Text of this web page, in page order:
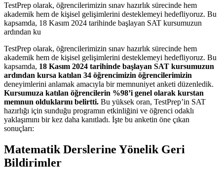
TestPrep olarak, öğrencilerimizin sınav hazırlık sürecinde hem
akademik hem de kişisel gelişimlerini desteklemeyi hedefliyoruz. Bu
kapsamda, 18 Kasım 2024 tarihinde başlayan SAT kursumuzun
ardından ku
TestPrep olarak, öğrencilerimizin sınav hazırlık sürecinde hem
akademik hem de kişisel gelişimlerini desteklemeyi hedefliyoruz. Bu
kapsamda, 18 Kasım 2024 tarihinde başlayan SAT kursumuzun
ardından kursa katılan 34 öğrencimizin öğrencilerimizin
deneyimlerini anlamak amacıyla bir memnuniyet anketi düzenledik.
Kursumuza katılan öğrencilerin %98’i genel olarak kurstan
memnun olduklarını belirtti. Bu yüksek oran, TestPrep’in SAT
hazırlığı için sunduğu programın etkinliğini ve öğrenci odaklı
yaklaşımını bir kez daha kanıtladı. İşte bu anketin öne çıkan
sonuçları:
Matematik Derslerine Yönelik Geri
Bildirimler